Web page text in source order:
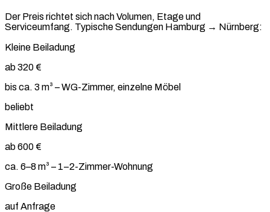
Der Preis richtet sich nach Volumen, Etage und
Serviceumfang. Typische Sendungen Hamburg → Nürnberg:
Kleine Beiladung
ab 320 €
bis ca. 3 m³ – WG-Zimmer, einzelne Möbel
beliebt
Mittlere Beiladung
ab 600 €
ca. 6–8 m³ – 1–2-Zimmer-Wohnung
Große Beiladung
auf Anfrage